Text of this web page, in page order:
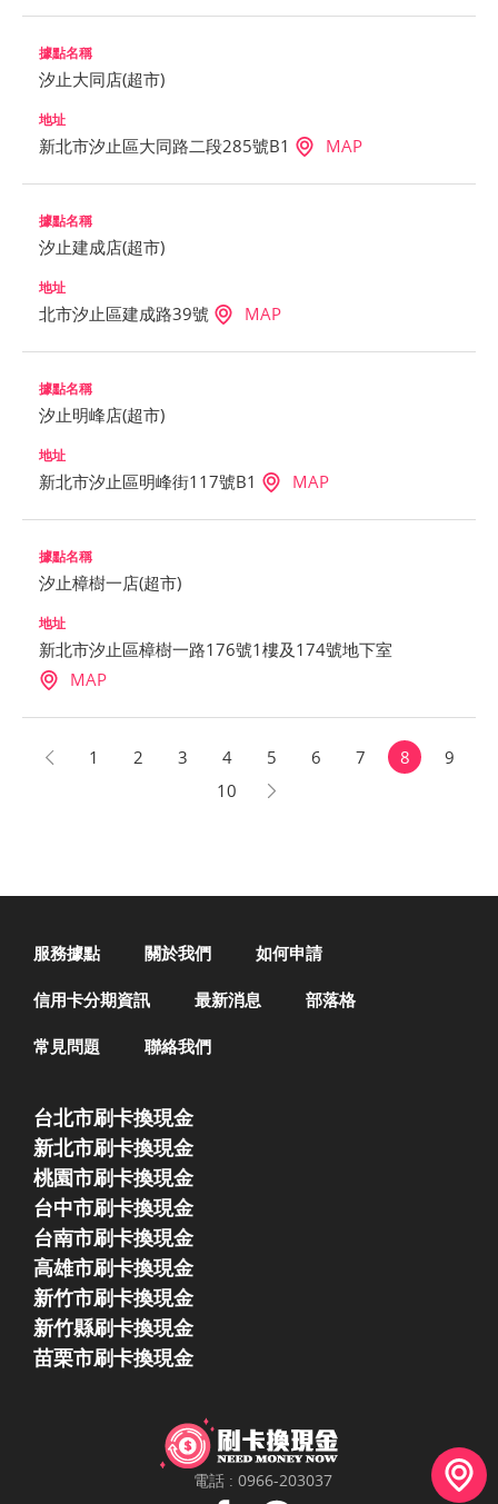
汐止大同店(超市)
新北市汐止區大同路二段285號B1 MAP
汐止建成店(超市)
北市汐止區建成路39號 MAP
汐止明峰店(超市)
新北市汐止區明峰街117號B1 MAP
汐止樟樹一店(超市)
新北市汐止區樟樹一路176號1樓及174號地下室
MAP
1 2 3 4 5 6 7 8
9
10
服務據點 關於我們 如何申請
信用卡分期資訊 最新消息 部落格
常見問題 聯絡我們
台北市刷卡換現金
新北市刷卡換現金
桃園市刷卡換現金
台中市刷卡換現金
台南市刷卡換現金
高雄市刷卡換現金
新竹市刷卡換現金
新竹縣刷卡換現金
苗栗市刷卡換現金
電話 : 0966-203037